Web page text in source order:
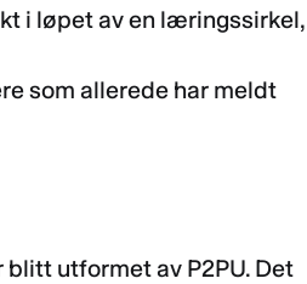
i løpet av en læringssirkel,
som allerede har meldt
utformet av P2PU. Det